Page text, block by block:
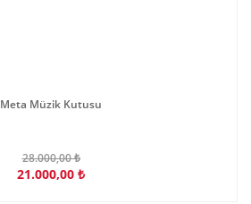
Meta Müzik Kutusu
28.000,00 ₺
21.000,00 ₺